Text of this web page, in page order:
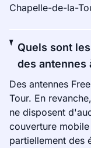
Chapelle-de-la-
Quels sont
des antennes
Des antennes
Tour. En
ne disposent
couverture
partiellement des